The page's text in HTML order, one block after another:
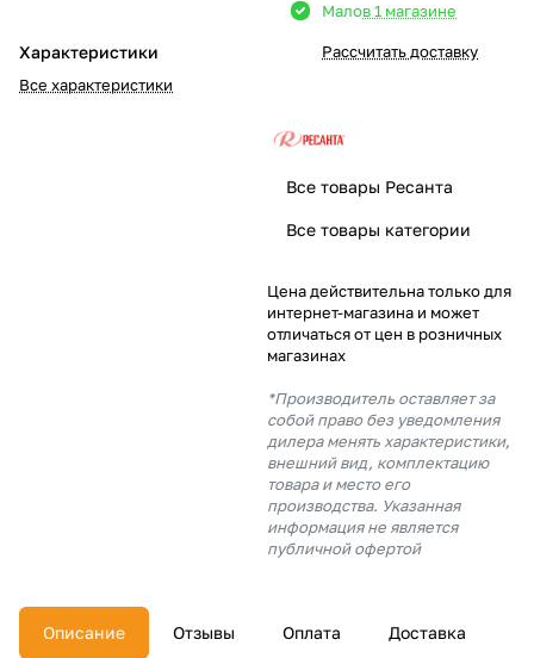
Характеристики
Все характеристики
Малов 1 магазине
Рассчитать доставку
Все товары Ресанта
Все товары категории
Цена действительна только для
интернет-магазина и может
отличаться от цен в розничных
магазинах
*Производитель оставляет за
собой право без уведомления
дилера менять характеристики,
внешний вид, комплектацию
товара и место его
производства. Указанная
информация не является
публичной офертой
Описание Отзывы Оплата Доставка
% картой любого банка
% будут
с вашей карты